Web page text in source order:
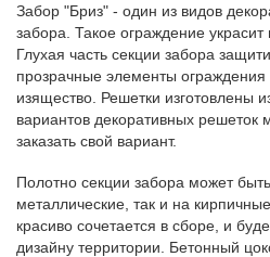
Забор "Бриз" - один из видов
забора. Такое ограждение
Глухая часть секции забора
прозрачные элементы ограждения
изящество. Решетки изготовлены
вариантов декоративных решеток
заказать свой вариант.
Полотно секции забора может
металлические, так и на
красиво сочетается в сборе, и
дизайну территории. Бетонный